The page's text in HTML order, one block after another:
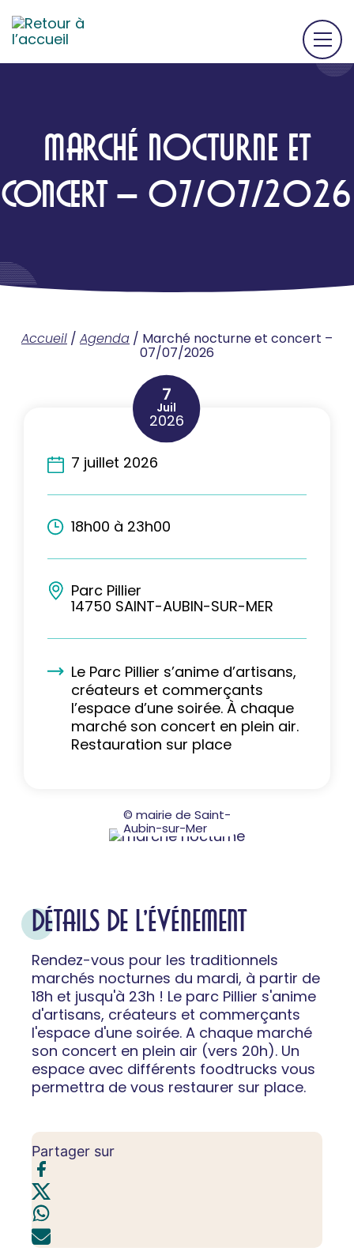
MARCHÉ NOCTURNE ET
CONCERT – 07/07/2026
Accueil / Agenda / Marché nocturne et concert –
07/07/2026
© mairie de Saint-
Aubin-sur-Mer
7
Juil
2026
7 juillet 2026
18h00 à 23h00
Parc Pillier
14750 SAINT-AUBIN-SUR-MER
Le Parc Pillier s’anime d’artisans,
créateurs et commerçants
l’espace d’une soirée. À chaque
marché son concert en plein air.
Restauration sur place
DÉTAILS DE L'ÉVÉNEMENT
Rendez-vous pour les traditionnels
marchés nocturnes du mardi, à partir de
18h et jusqu'à 23h ! Le parc Pillier s'anime
d'artisans, créateurs et commerçants
l'espace d'une soirée. A chaque marché
son concert en plein air (vers 20h). Un
espace avec différents foodtrucks vous
permettra de vous restaurer sur place.
Partager sur